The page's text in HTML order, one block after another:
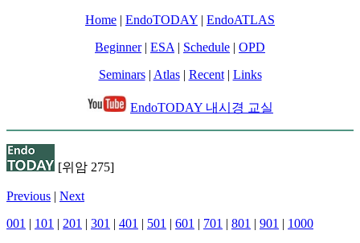
Home | EndoTODAY | EndoATLAS
Beginner| ESA | Schedule | OPD
Seminars| Atlas| Recent| Links
EndoTODAY 내시경 교실
[위암 275]
Previous | Next
001 | 101 | 201 | 301 | 401 | 501 | 601 | 701 | 801 | 901 | 1000